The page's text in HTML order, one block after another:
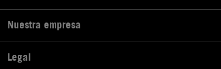
Nuestra empresa
Legal